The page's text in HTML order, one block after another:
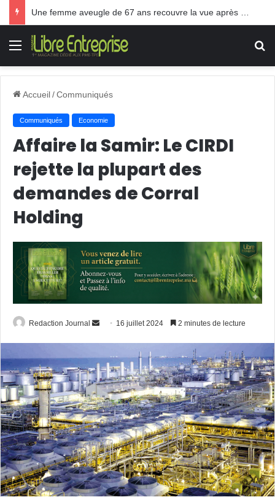
Menu
Accueil/Communiqués
Communiqués Economie
Affaire la Samir: Le CIRDI
rejette la plupart des
demandes de Corral
Holding
Redaction Journal
Envoyer16 juillet 2024 2 minutes de lecture